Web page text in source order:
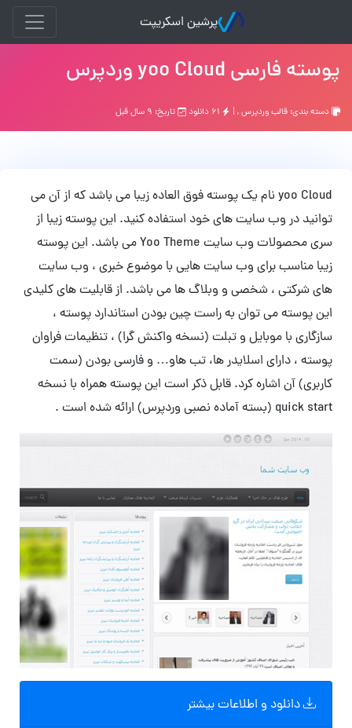
پرشین اسکریپت
پوسته فارسی yoo Cloud وردپرس
دسته بندی: قالب وردپرس, | تاریخ: ۹ سال قبل
yoo Cloud نام یک پوسته فوق العاده زیبا می باشد که از آن می
توانید در وب سایت های خود استفاده کنید. این پوسته زیبا از
سری محصولات وب سایت Yoo Theme می باشد. این پوسته
زیبا مناسب برای وب سایت هایی با موضوع خبری ، وب سایت
های شرکتی ، شخصی و وبلاگ ها می باشد. از قابلیت های کلیدی
این پوسته می توان به راست چین بودن استاندارد پوسته ،
سازگاری با موبایل و تبلت (نسخه واکنش گرا) ، تنظیمات فراوان
پوسته ، دارای اسلایدر ها، تب هاو… و فارسی بودن (سمت
کاربری) آن اشاره کرد. قابل ذکر است این پوسته همراه با نسخه
quick start (بسته آماده نصبی وردپرس) ارائه شده است .
دانلود و اطلاعات بیشتر